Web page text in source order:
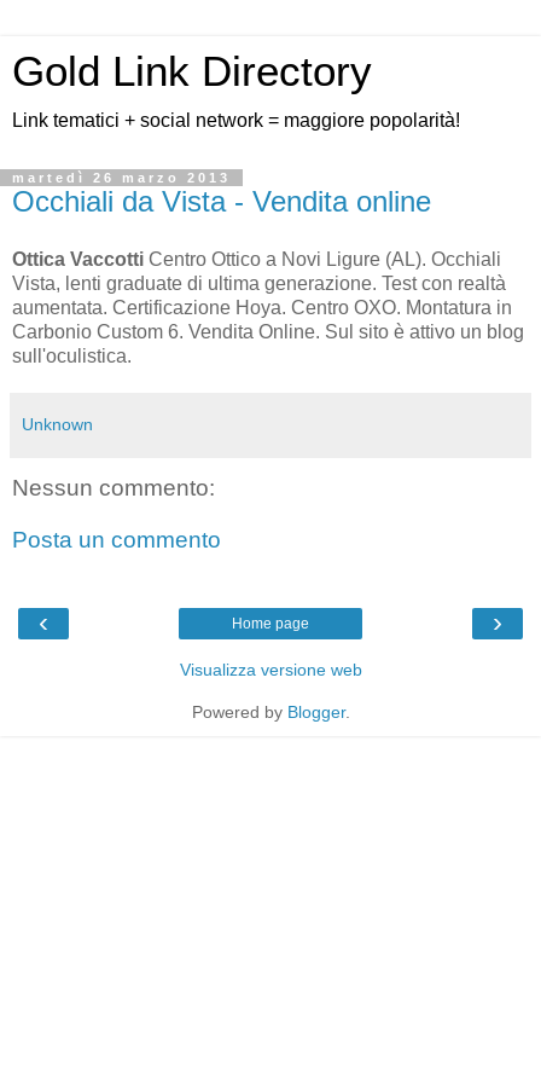
Gold Link Directory
Link tematici + social network = maggiore popolarità!
martedì 26 marzo 2013
Occhiali da Vista - Vendita online
Ottica Vaccotti Centro Ottico a Novi Ligure (AL). Occhiali
Vista, lenti graduate di ultima generazione. Test con realtà
aumentata. Certificazione Hoya. Centro OXO. Montatura in
Carbonio Custom 6. Vendita Online. Sul sito è attivo un blog
sull'oculistica.
Unknown
Nessun commento:
Posta un commento
‹ ›
Home page
Visualizza versione web
Powered by Blogger.